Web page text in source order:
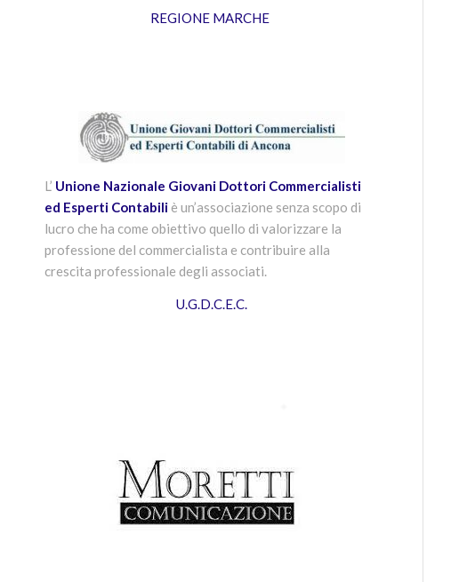
REGIONE MARCHE
L’ Unione Nazionale Giovani Dottori Commercialisti
ed Esperti Contabili è un’associazione senza scopo di
lucro che ha come obiettivo quello di valorizzare la
professione del commercialista e contribuire alla
crescita professionale degli associati.
U.G.D.C.E.C.